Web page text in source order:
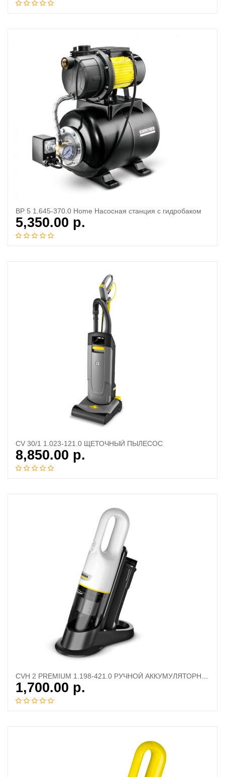
BP 5 1.645-370.0 Home Насосная станция с гидробаком
5,350.00 р.
CV 30/1 1.023-121.0 ЩЕТОЧНЫЙ ПЫЛЕСОС
8,850.00 р.
1,700.00 р.